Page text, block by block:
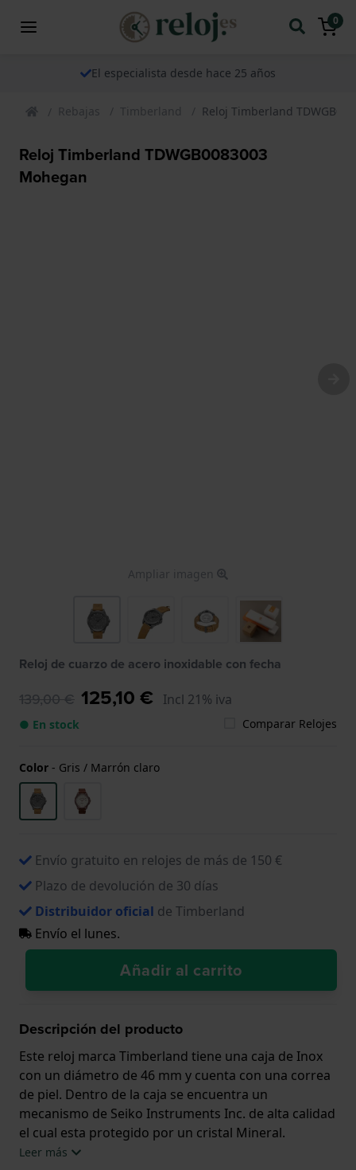
0
El especialista desde hace 25 años
Rebajas Timberland Reloj Timberland
Reloj Timberland TDWGB0083003
Mohegan
Ampliar imagen
Reloj de cuarzo de acero inoxidable con fecha
139,00 € 125,10 € Incl 21% iva
● En stock Comparar Relojes
Color - Gris / Marrón claro
Envío gratuito en relojes de más de 150 €
Plazo de devolución de 30 días
Distribuidor oficial de Timberland
Envío el lunes.
Añadir al carrito
Descripción del producto
Este reloj marca Timberland tiene una caja de Inox
con un diámetro de 46 mm y cuenta con una correa
de piel. Dentro de la caja se encuentra un
mecanismo de Seiko Instruments Inc. de alta calidad
el cual esta protegido por un cristal Mineral.
Leer más